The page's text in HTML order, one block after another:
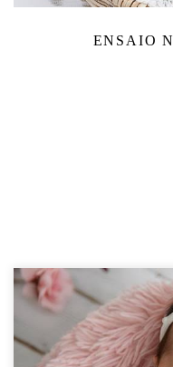
ENSAIO